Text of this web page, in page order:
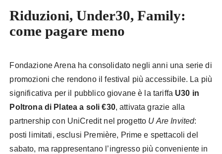
Riduzioni, Under30, Family:
come pagare meno
Fondazione Arena ha consolidato negli anni una serie di
promozioni che rendono il festival più accessibile. La più
significativa per il pubblico giovane è la tariffa U30 in
Poltrona di Platea a soli €30, attivata grazie alla
partnership con UniCredit nel progetto U Are Invited:
posti limitati, esclusi Première, Prime e spettacoli del
sabato, ma rappresentano l’ingresso più conveniente in